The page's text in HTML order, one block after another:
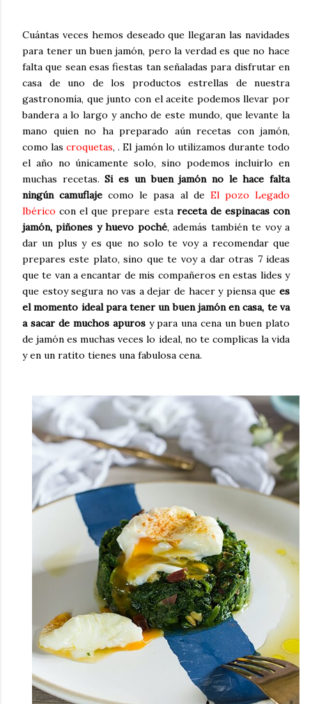
Cuántas veces hemos deseado que llegaran las navidades
para tener un buen jamón, pero la verdad es que no hace
falta que sean esas fiestas tan señaladas para disfrutar en
casa de uno de los productos estrellas de nuestra
gastronomía, que junto con el aceite podemos llevar por
bandera a lo largo y ancho de este mundo, que levante la
mano quien no ha preparado aún recetas con jamón,
como lascroquetas, . El jamón lo utilizamos durante todo
el año no únicamente solo, sino podemos incluirlo en
muchas recetas.Si es un buen jamón no le hace falta
ningún camuflaje como le pasa al de El pozo Legado
Ibérico con el que prepare esta receta de espinacas con
jamón, piñones y huevo poché, además también te voy a
dar un plus y es que no solo te voy a recomendar que
prepares este plato, sino que te voy a dar otras 7 ideas
que te van a encantar de mis compañeros en estas lides y
que estoy segura no vas a dejar de hacer y piensa que es
el momento ideal para tener un buen jamón en casa, te va
a sacar de muchos apurosy para una cena un buen plato
de jamón es muchas veces lo ideal, no te complicas la vida
y en un ratito tienes una fabulosa cena.